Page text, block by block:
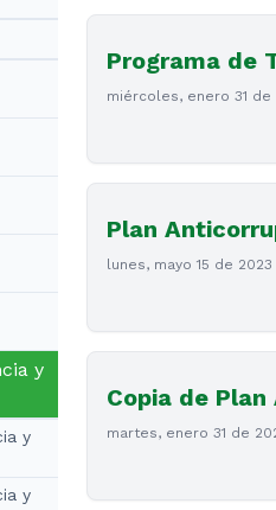
y
y
y
Programa de
miércoles, enero 31 de
Plan
lunes, mayo 15 de 2023
Copia de
martes, enero 31 de